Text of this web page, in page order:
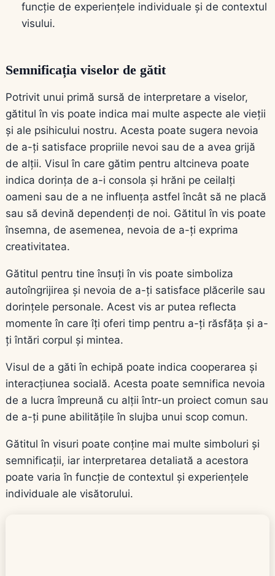
funcție de experiențele individuale și de contextul
visului.
Semnificația viselor de gătit
Potrivit unui primă sursă de interpretare a viselor,
gătitul în vis poate indica mai multe aspecte ale vieții
și ale psihicului nostru. Acesta poate sugera nevoia
de a-ți satisface propriile nevoi sau de a avea grijă
de alții. Visul în care gătim pentru altcineva poate
indica dorința de a-i consola și hrăni pe ceilalți
oameni sau de a ne influența astfel încât să ne placă
sau să devină dependenți de noi. Gătitul în vis poate
însemna, de asemenea, nevoia de a-ți exprima
creativitatea.
Gătitul pentru tine însuți în vis poate simboliza
autoîngrijirea și nevoia de a-ți satisface plăcerile sau
dorințele personale. Acest vis ar putea reflecta
momente în care îți oferi timp pentru a-ți răsfăța și a-
ți întări corpul și mintea.
Visul de a găti în echipă poate indica cooperarea și
interacțiunea socială. Acesta poate semnifica nevoia
de a lucra împreună cu alții într-un proiect comun sau
de a-ți pune abilitățile în slujba unui scop comun.
Gătitul în visuri poate conține mai multe simboluri și
semnificații, iar interpretarea detaliată a acestora
poate varia în funcție de contextul și experiențele
individuale ale visătorului.